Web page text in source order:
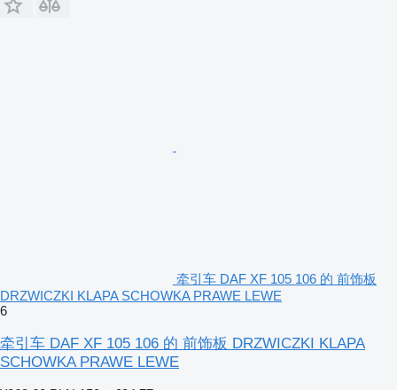
牵引车 DAF XF 105 106 的 前饰板
DRZWICZKI KLAPA SCHOWKA PRAWE LEWE
6
牵引车 DAF XF 105 106 的 前饰板 DRZWICZKI KLAPA
SCHOWKA PRAWE LEWE